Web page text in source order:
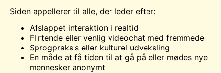
Siden appellerer til alle, der leder efter:
Afslappet interaktion i realtid
Flirtende eller venlig videochat med fremmede
Sprogpraksis eller kulturel udveksling
En måde at få tiden til at gå på eller mødes nye
mennesker anonymt